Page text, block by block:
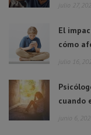
julio 27, 2026
El
cómo
julio 16, 2026
cuando
junio 6, 2026